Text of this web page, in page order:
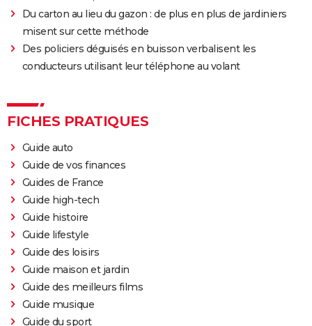
Du carton au lieu du gazon : de plus en plus de jardiniers
misent sur cette méthode
Des policiers déguisés en buisson verbalisent les
conducteurs utilisant leur téléphone au volant
FICHES PRATIQUES
Guide auto
Guide de vos finances
Guides de France
Guide high-tech
Guide histoire
Guide lifestyle
Guide des loisirs
Guide maison et jardin
Guide des meilleurs films
Guide musique
Guide du sport